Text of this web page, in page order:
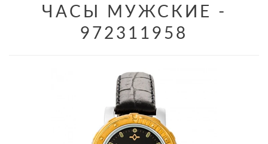
ЧАСЫ МУЖСКИЕ -
972311958